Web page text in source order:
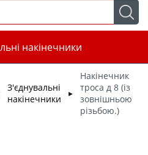
накінечники
З'єднувальні
накінечники
►
Накінечник
троса д 8 (із
зовнішньою
різьбою.)